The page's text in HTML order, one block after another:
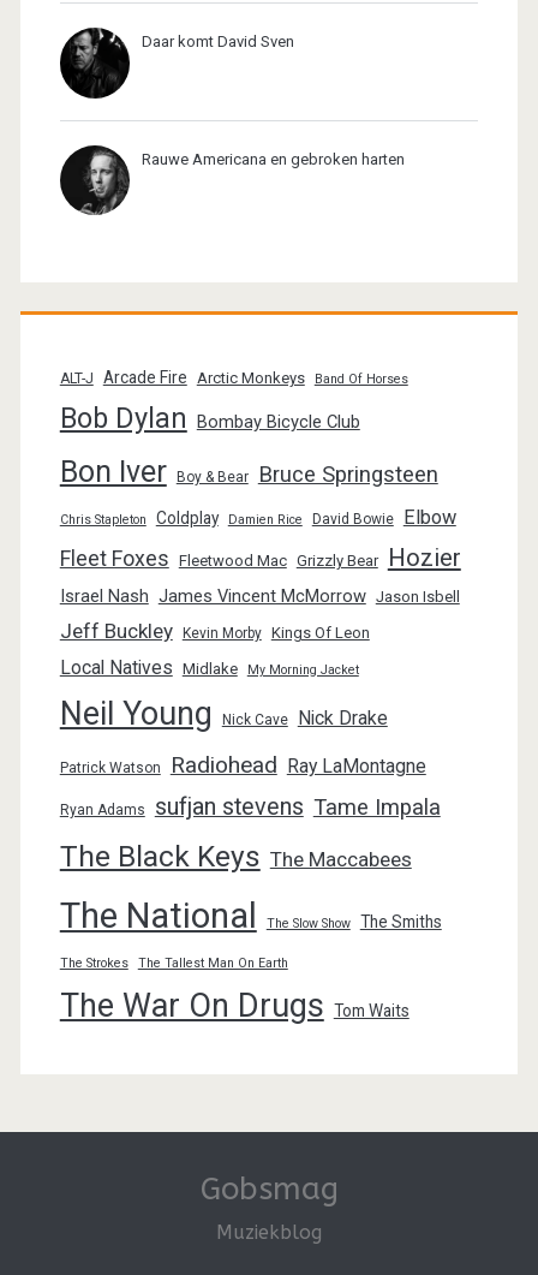
Daar komt David Sven
Rauwe Americana en gebroken harten
ALT-J Arcade Fire Arctic Monkeys Band Of Horses
Bob Dylan Bombay Bicycle Club
Bon Iver Boy & Bear Bruce Springsteen
Chris Stapleton Coldplay Damien Rice David Bowie Elbow
Fleet Foxes Fleetwood Mac Grizzly Bear Hozier
Israel Nash James Vincent McMorrow Jason Isbell
Jeff Buckley Kevin Morby Kings Of Leon
Local Natives Midlake My Morning Jacket
Neil Young Nick Cave Nick Drake
Patrick Watson Radiohead Ray LaMontagne
Ryan Adams sufjan stevens Tame Impala
The Black Keys The Maccabees
The National The Slow Show The Smiths
The Strokes The Tallest Man On Earth
The War On Drugs Tom Waits
Gobsmag
Muziekblog